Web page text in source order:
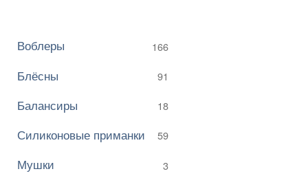
Воблеры 166
Блёсны 91
Балансиры 18
Силиконовые приманки 59
Мушки 3